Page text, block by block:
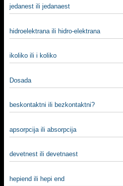
jedanest ili jedanaest
hidroelektrana ili hidro-elektrana
ikoliko ili i koliko
Dosada
beskontaktni ili bezkontaktni?
apsorpcija ili absorpcija
devetnest ili devetnaest
hepiend ili hepi end